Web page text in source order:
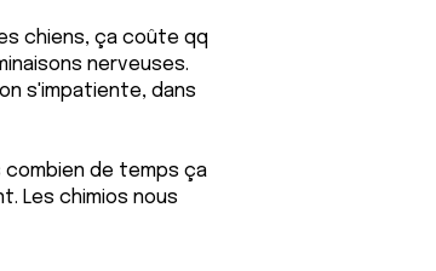
chiens, ça coûte qq
nerveuses.
s'impatiente, dans
combien de temps ça
Les chimios nous